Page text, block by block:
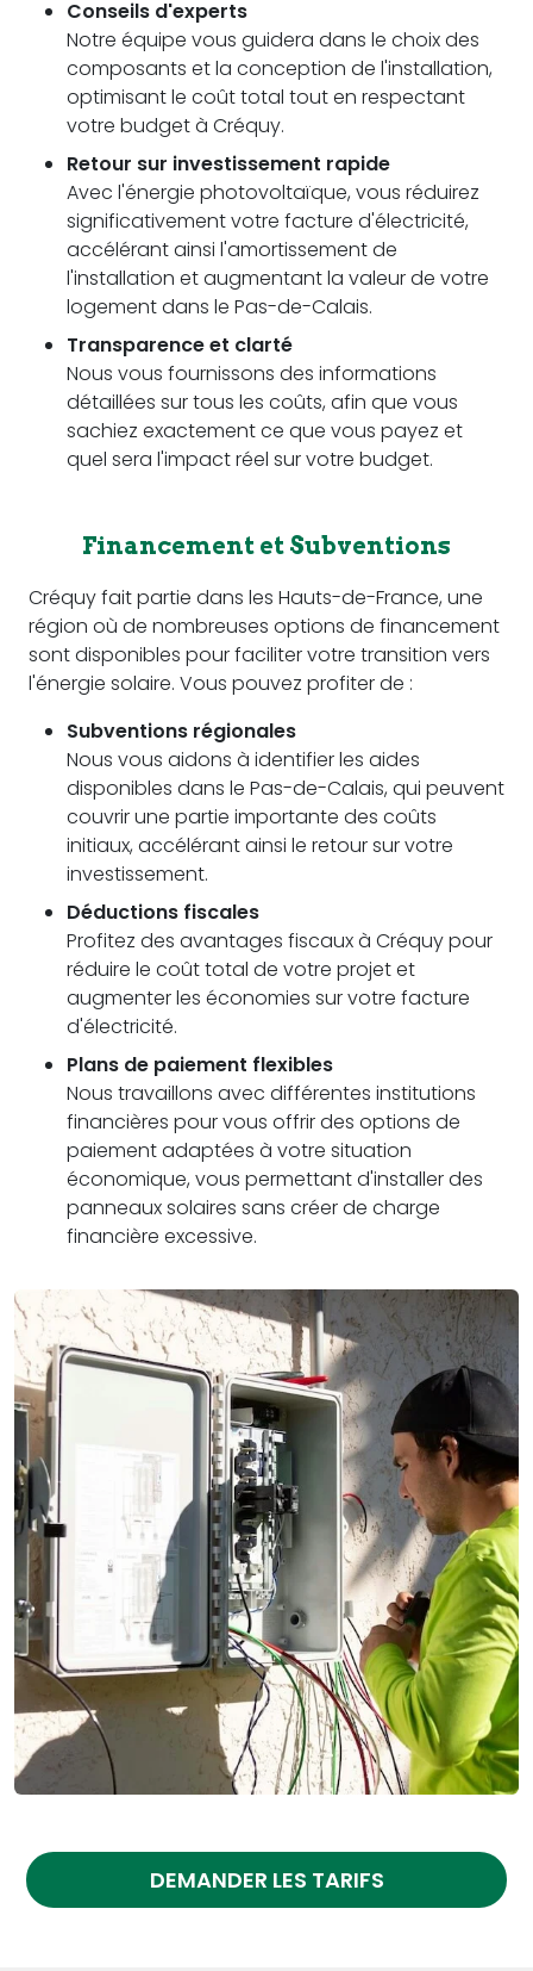
Conseils d'experts
Notre équipe vous guidera dans le choix des
composants et la conception de l'installation,
optimisant le coût total tout en respectant
votre budget à Créquy.
Retour sur investissement rapide
Avec l'énergie photovoltaïque, vous réduirez
significativement votre facture d'électricité,
accélérant ainsi l'amortissement de
l'installation et augmentant la valeur de votre
logement dans le Pas-de-Calais.
Transparence et clarté
Nous vous fournissons des informations
détaillées sur tous les coûts, afin que vous
sachiez exactement ce que vous payez et
quel sera l'impact réel sur votre budget.
Financement et Subventions
Créquy fait partie dans les Hauts-de-France, une
région où de nombreuses options de financement
sont disponibles pour faciliter votre transition vers
l'énergie solaire. Vous pouvez profiter de :
Subventions régionales
Nous vous aidons à identifier les aides
disponibles dans le Pas-de-Calais, qui peuvent
couvrir une partie importante des coûts
initiaux, accélérant ainsi le retour sur votre
investissement.
Déductions fiscales
Profitez des avantages fiscaux à Créquy pour
réduire le coût total de votre projet et
augmenter les économies sur votre facture
d'électricité.
Plans de paiement flexibles
Nous travaillons avec différentes institutions
financières pour vous offrir des options de
paiement adaptées à votre situation
économique, vous permettant d'installer des
panneaux solaires sans créer de charge
financière excessive.
DEMANDER LES TARIFS